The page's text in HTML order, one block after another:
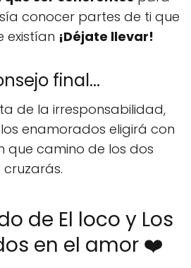
conocer partes de ti que
existían ¡Déjate llevar!
final...
de la irresponsabilidad,
enamorados eligirá con
que camino de los dos
cruzarás.
de El loco y Los
en el amor ❤️